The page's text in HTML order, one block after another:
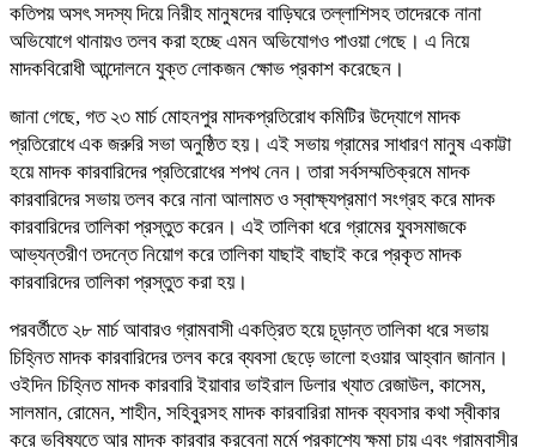
কতিপয় অসৎ সদস্য দিয়ে নিরীহ মানুষদের বাড়িঘরে তল্লাশিসহ তাদেরকে নানা
অভিযোগে থানায়ও তলব করা হচ্ছে এমন অভিযোগও পাওয়া গেছে। এ নিয়ে
মাদকবিরোধী আন্দোলনে যুক্ত লোকজন ক্ষোভ প্রকাশ করেছেন।
জানা গেছে, গত ২৩ মার্চ মোহনপুর মাদকপ্রতিরোধ কমিটির উদ্যোগে মাদক
প্রতিরোধে এক জরুরি সভা অনুষ্ঠিত হয়। এই সভায় গ্রামের সাধারণ মানুষ একাট্টা
হয়ে মাদক কারবারিদের প্রতিরোধের শপথ নেন। তারা সর্বসম্মতিক্রমে মাদক
কারবারিদের সভায় তলব করে নানা আলামত ও স্বাক্ষ্যপ্রমাণ সংগ্রহ করে মাদক
কারবারিদের তালিকা প্রস্তুত করেন। এই তালিকা ধরে গ্রামের যুবসমাজকে
আভ্যন্তরীণ তদন্তে নিয়োগ করে তালিকা যাছাই বাছাই করে প্রকৃত মাদক
কারবারিদের তালিকা প্রস্তুত করা হয়।
পরবর্তীতে ২৮ মার্চ আবারও গ্রামবাসী একত্রিত হয়ে চূড়ান্ত তালিকা ধরে সভায়
চিহ্নিত মাদক কারবারিদের তলব করে ব্যবসা ছেড়ে ভালো হওয়ার আহ্বান জানান।
ওইদিন চিহ্নিত মাদক কারবারি ইয়াবার ভাইরাল ডিলার খ্যাত রেজাউল, কাসেম,
সালমান, রোমেন, শাহীন, সহিবুরসহ মাদক কারবারিরা মাদক ব্যবসার কথা স্বীকার
করে ভবিষ্যতে আর মাদক কারবার করবেনা মর্মে প্রকাশ্যে ক্ষমা চায় এবং গ্রামবাসীর